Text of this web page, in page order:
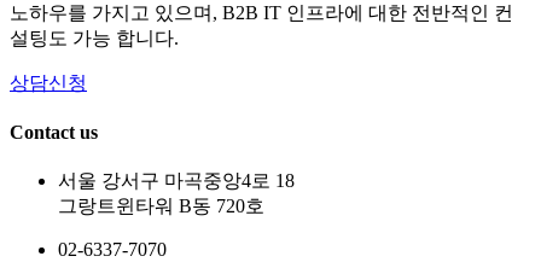
노하우를 가지고 있으며, B2B IT 인프라에 대한 전반적인 컨
설팅도 가능 합니다.
상담신청
Contact us
서울 강서구 마곡중앙4로 18
그랑트윈타워 B동 720호
02-6337-7070